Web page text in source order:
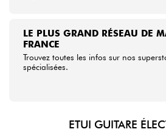
LE PLUS GRAND RÉSEAU DE
FRANCE
Trouvez toutes les infos sur nos
spécialisées.
ETUI GUITARE